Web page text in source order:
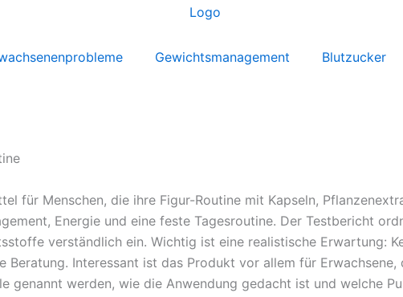
Gewichtsmanagement Blutzucker
für Menschen, die ihre Figur-Routine mit Kapseln,
Energie und eine feste Tagesroutine. Der Testbericht
verständlich ein. Wichtig ist eine realistische Erwartung:
Beratung. Interessant ist das Produkt vor allem für
genannt werden, wie die Anwendung gedacht ist und welche